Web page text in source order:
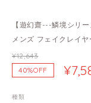
【遊幻齋---鱗境シリ
メンズ フェイクレイ
¥12,643
40%OFF
種類